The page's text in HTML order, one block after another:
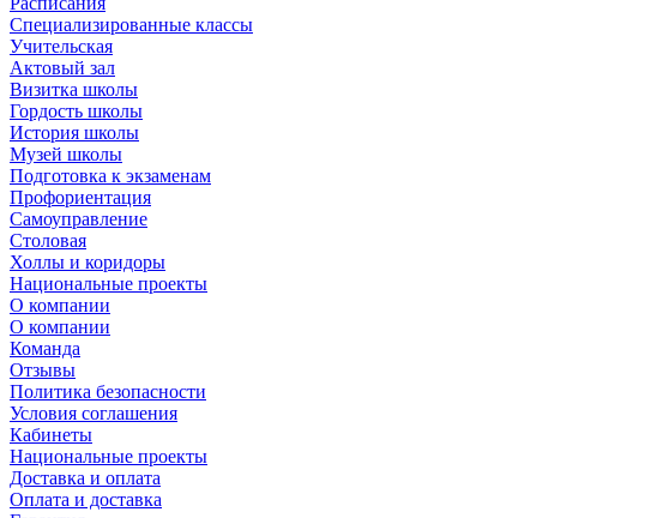
Специализированные классы
Учительская
Актовый зал
Визитка школы
Гордость школы
История школы
Музей школы
Подготовка к экзаменам
Профориентация
Самоуправление
Столовая
Холлы и коридоры
Национальные проекты
О компании
О компании
Команда
Отзывы
Политика безопасности
Условия соглашения
Кабинеты
Национальные проекты
Доставка и оплата
Оплата и доставка